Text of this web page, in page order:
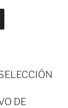
DE